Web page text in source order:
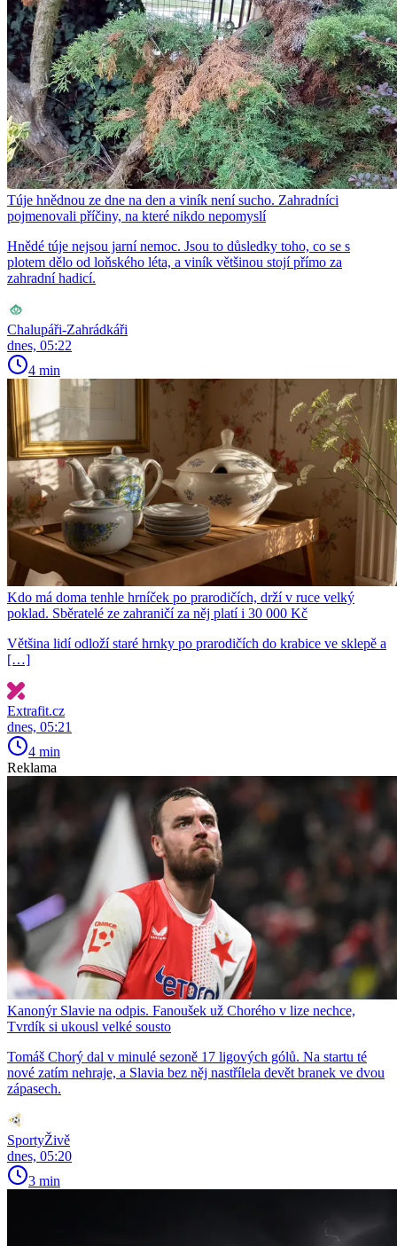
Túje hnědnou ze dne na den a viník není sucho. Zahradníci
pojmenovali příčiny, na které nikdo nepomyslí
Hnědé túje nejsou jarní nemoc. Jsou to důsledky toho, co se s
plotem dělo od loňského léta, a viník většinou stojí přímo za
zahradní hadicí.
Chalupáři-Zahrádkáři
dnes, 05:22
4 min
Kdo má doma tenhle hrníček po prarodičích, drží v ruce velký
poklad. Sběratelé ze zahraničí za něj platí i 30 000 Kč
Většina lidí odloží staré hrnky po prarodičích do krabice ve sklepě a
[…]
Extrafit.cz
dnes, 05:21
4 min
Reklama
Kanonýr Slavie na odpis. Fanoušek už Chorého v lize nechce,
Tvrdík si ukousl velké sousto
Tomáš Chorý dal v minulé sezoně 17 ligových gólů. Na startu té
nové zatím nehraje, a Slavia bez něj nastřílela devět branek ve dvou
zápasech.
SportyŽivě
dnes, 05:20
3 min